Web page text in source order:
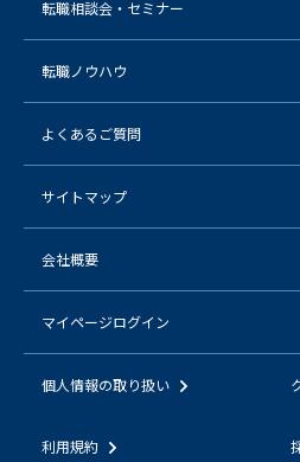
転職相談会・セミナー
転職ノウハウ
よくあるご質問
サイトマップ
会社概要
マイページログイン
個人情報の取り扱い
利用規約